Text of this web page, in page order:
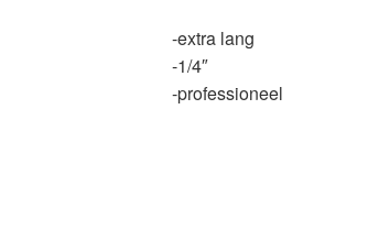
-extra lang
-1/4″
-professioneel